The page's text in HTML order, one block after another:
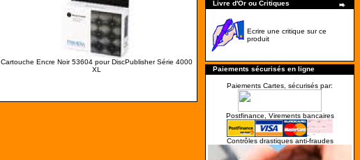
Cartouche Encre Noir 53604 pour DiscPublisher Série 4000
XL
Livre d'Or ou Critiques
Ecrire une critique sur ce
produit
Paiements sécurisés en ligne
Paiements Cartes, sécurisés par:
Postfinance, Virements bancaires
Contrôles drastiques anti-fraudes